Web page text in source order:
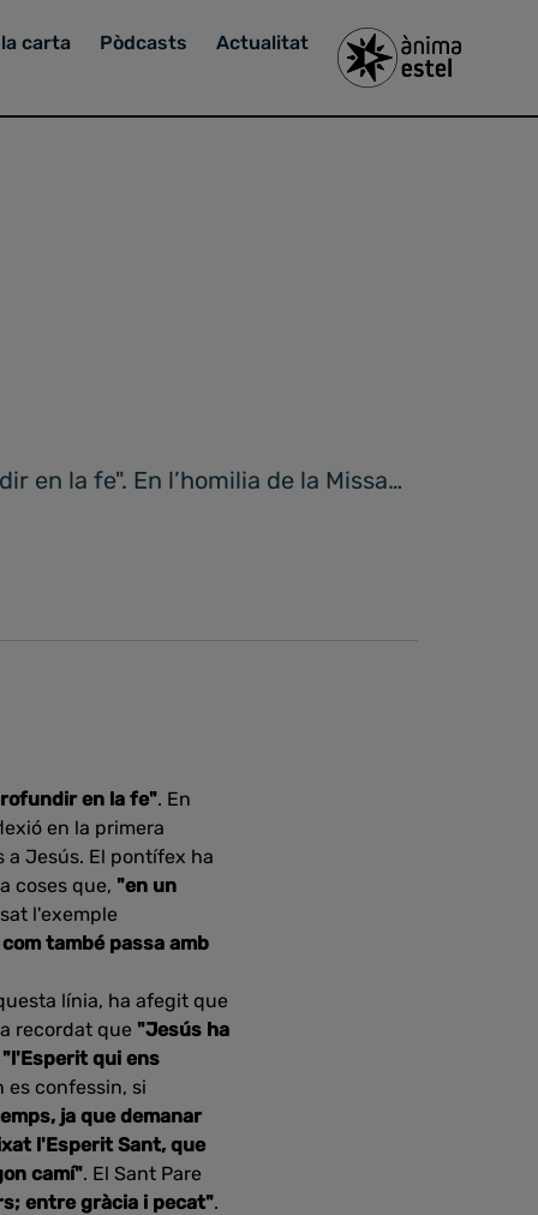
carta Pòdcasts Actualitat
en la fe". En l’homilia de la Missa…
en la fe". En
en la primera
a Jesús. El pontífex ha
coses que, "en un
l'exemple
també passa amb
línia, ha afegit que
recordat que "Jesús ha
"l'Esperit qui ens
confessin, si
ja que demanar
l'Esperit Sant, que
camí". El Sant Pare
entre gràcia i pecat".